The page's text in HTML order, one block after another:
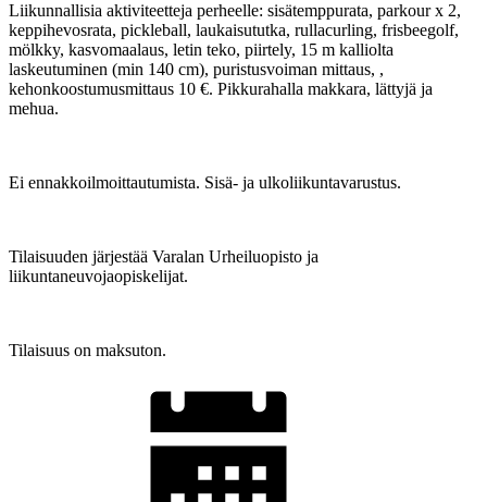
Liikunnallisia aktiviteetteja perheelle: sisätemppurata, parkour x 2,
keppihevosrata, pickleball, laukaisututka, rullacurling, frisbeegolf,
mölkky, kasvomaalaus, letin teko, piirtely, 15 m kalliolta
laskeutuminen (min 140 cm), puristusvoiman mittaus, ,
kehonkoostumusmittaus 10 €. Pikkurahalla makkara, lättyjä ja
mehua.
Ei ennakkoilmoittautumista. Sisä- ja ulkoliikuntavarustus.
Tilaisuuden järjestää Varalan Urheiluopisto ja
liikuntaneuvojaopiskelijat.
Tilaisuus on maksuton.